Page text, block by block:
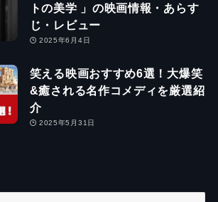
トの美学 」の映画情報・あらす
じ・レビュー
2025年6月4日
笑える映画おすすめ6選！大爆笑
&癒される名作コメディを厳選紹
介
2025年5月31日